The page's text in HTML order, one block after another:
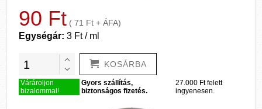
90 Ft ( 71 Ft + ÁFA)
Egységár: 3 Ft / ml
KOSÁRBA
Várároljon
bizalommal!
Gyors szállítás,
biztonságos fizetés.
27.000 Ft felett
ingyenesen.